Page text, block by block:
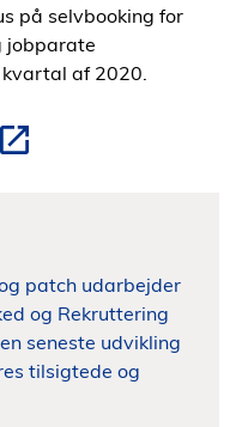
på selvbooking for
jobparate
af 2020.
patch udarbejder
og Rekruttering
seneste udvikling
tilsigtede og